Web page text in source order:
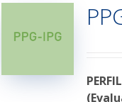
Las
elegir
en